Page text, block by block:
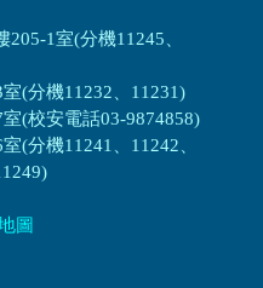
205-1室(分機11245、
(分機11232、11231)
(校安電話03-9874858)
(分機11241、11242、
圖